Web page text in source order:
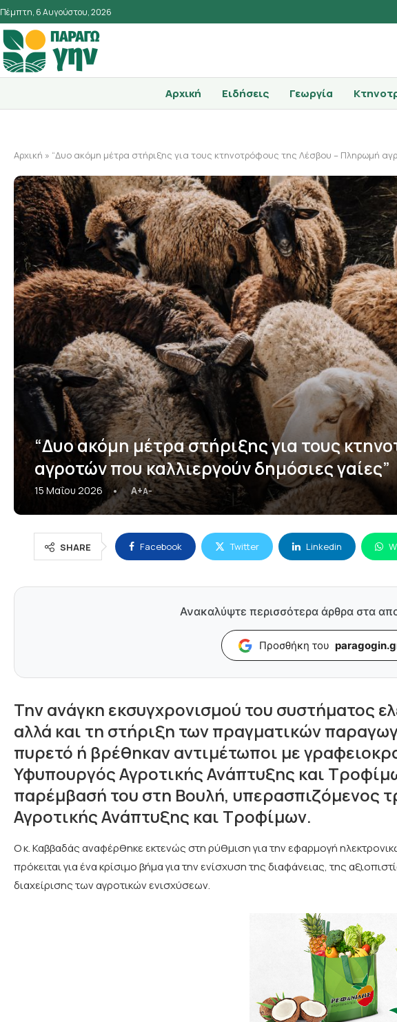
Πέμπτη, 6 Αυγούστου, 2026
Αρχική Ειδήσεις Γεωργία
Αρχική » “Δυο ακόμη μέτρα στήριξης για τους κτηνοτρόφους της Λέσβου – Πληρωμή
“Δυο ακόμη μέτρα στήριξης για τους
αγροτών που καλλιεργούν δημόσιες γαίες”
15 Μαΐου 2026 A+A-
SHARE Facebook Twitter Linkedin
Ανακαλύψτε περισσότερα άρθρα στα
Προσθήκη του
Την ανάγκη εκσυγχρονισμού του συστήματος
αλλά και τη στήριξη των πραγματικών
πυρετό ή βρέθηκαν αντιμέτωποι με
Υφυπουργός Αγροτικής Ανάπτυξης και
παρέμβασή του στη Βουλή, υπερασπιζόμενος
Αγροτικής Ανάπτυξης και Τροφίμων.
Ο κ. Καββαδάς αναφέρθηκε εκτενώς στη ρύθμιση για την εφαρμογή
πρόκειται για ένα κρίσιμο βήμα για την ενίσχυση της διαφάνειας, της
διαχείρισης των αγροτικών ενισχύσεων.